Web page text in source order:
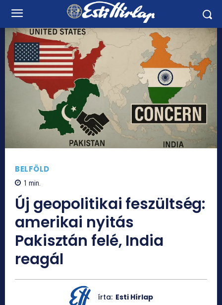
BELFÖLD
1 min.
Új geopolitikai feszültség:
amerikai nyitás
Pakisztán felé, India
reagál
írta: Esti Hírlap